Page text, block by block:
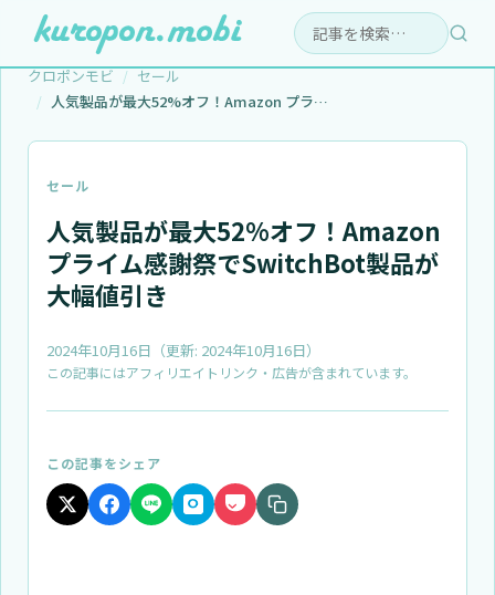
検索:
クロポンモビ
セール
人気製品が最大52%オフ！Amazon プライム…
セール
人気製品が最大52%オフ！Amazon
プライム感謝祭でSwitchBot製品が
大幅値引き
2024年10月16日 （更新: 2024年10月16日）
この記事にはアフィリエイトリンク・広告が含まれています。
この記事をシェア